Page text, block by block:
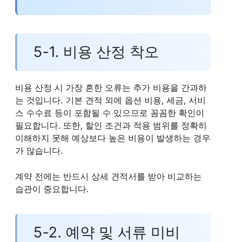
5-1. 비용 산정 착오
비용 산정 시 가장 흔한 오류는 추가 비용을 간과하
는 것입니다. 기본 견적 외에 옵션 비용, 세금, 서비
스 수수료 등이 포함될 수 있으므로 꼼꼼한 확인이
필요합니다. 또한, 할인 조건과 적용 범위를 정확히
이해하지 못해 예상보다 높은 비용이 발생하는 경우
가 많습니다.
계약 전에는 반드시 상세 견적서를 받아 비교하는
습관이 중요합니다.
5-2. 예약 및 서류 미비